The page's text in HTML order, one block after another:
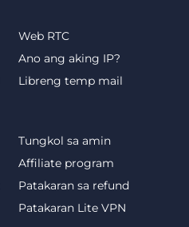
Tungkol sa amin
Affiliate program
Patakaran sa refund
Patakaran Lite VPN
Web RTC
Ano ang aking IP?
Libreng temp mail